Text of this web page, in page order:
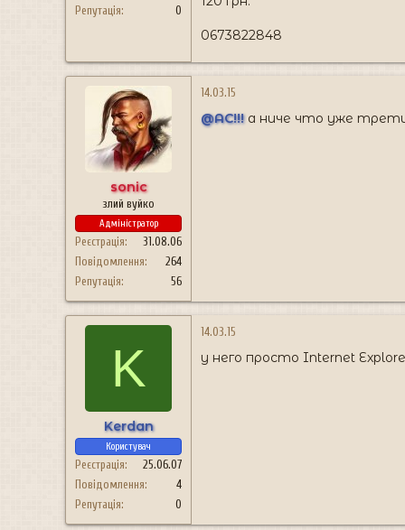
Репутація
0
0673822848
sonic
злий вуйко
Адміністратор
Реєстрація
31.08.06
Повідомлення
264
Репутація
56
14.03.15
@AC!!!а ниче что уже
K
Kerdan
Користувач
Реєстрація
25.06.07
Повідомлення
4
Репутація
0
14.03.15
у него просто Internet